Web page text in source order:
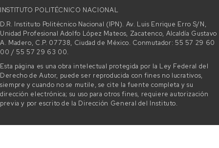
INSTITUTO POLITÉCNICO NACIONAL
D.R. Instituto Politécnico Nacional (IPN). Av. Luis Enrique Erro S/N,
Unidad Profesional Adolfo López Mateos, Zacatenco, Alcaldía Gustavo
A. Madero, C.P. 07738, Ciudad de México. Conmutador: 55 57 29 60
00 / 55 57 29 63 00.
Esta página es una obra intelectual protegida por la Ley Federal del
Derecho de Autor, puede ser reproducida con fines no lucrativos,
siempre y cuando no se mutile, se cite la fuente completa y su
dirección electrónica; su uso para otros fines, requiere autorización
previa y por escrito de la Dirección General del Instituto.